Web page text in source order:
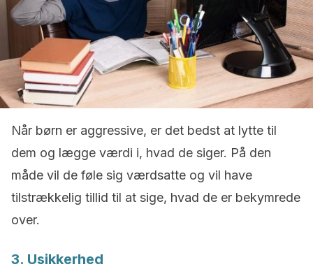
Når børn er aggressive, er det bedst at lytte til
dem og lægge værdi i, hvad de siger. På den
måde vil de føle sig værdsatte og vil have
tilstrækkelig tillid til at sige, hvad de er bekymrede
over.
3. Usikkerhed